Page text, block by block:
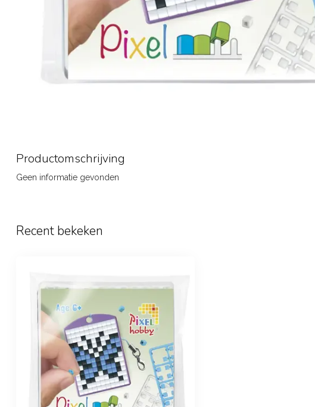
Productomschrijving
Geen informatie gevonden
Recent bekeken